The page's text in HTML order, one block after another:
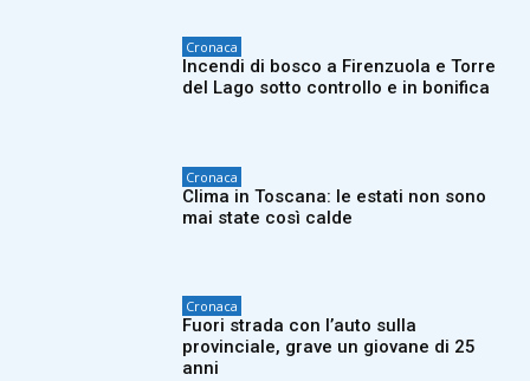
Cronaca
Incendi di bosco a Firenzuola e Torre
del Lago sotto controllo e in bonifica
Cronaca
Clima in Toscana: le estati non sono
mai state così calde
Cronaca
Fuori strada con l’auto sulla
provinciale, grave un giovane di 25
anni